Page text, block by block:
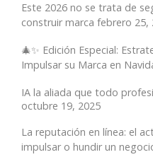
Este 2026 no se trata de
construir marca febrero 25,
🎄✨ Edición Especial:
Impulsar su Marca en
IA la aliada que todo
octubre 19, 2025
La reputación en línea: el
impulsar o hundir un